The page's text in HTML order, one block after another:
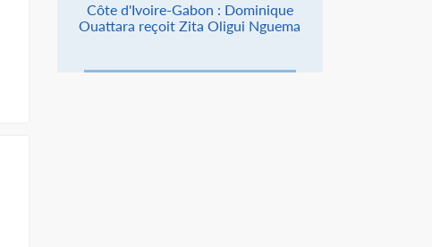
Côte d'Ivoire-Gabon : Dominique
Ouattara reçoit Zita Oligui Nguema